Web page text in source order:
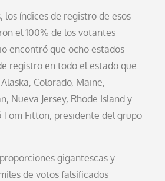
los índices de registro de esos
el 100% de los votantes
encontró que ocho estados
registro en todo el estado que
Colorado, Maine,
Nueva Jersey, Rhode Island y
Tom Fitton, presidente del grupo
gigantescas y
de votos falsificados